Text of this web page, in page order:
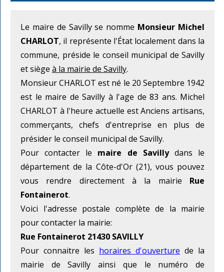
Le maire de Savilly se nomme Monsieur Michel
CHARLOT, il représente l'État localement dans la
commune, préside le conseil municipal de Savilly
et siège à la mairie de Savilly.
Monsieur CHARLOT est né le 20 Septembre 1942
est le maire de Savilly à l'age de 83 ans. Michel
CHARLOT à l'heure actuelle est Anciens artisans,
commerçants, chefs d'entreprise en plus de
présider le conseil municipal de Savilly.
Pour contacter le maire de Savillydans le
département de la Côte-d'Or (21), vous pouvez
vous rendre directement à la mairie Rue
Fontainerot.
Voici l'adresse postale complète de la mairie
pour contacter la mairie:
Rue Fontainerot 21430 SAVILLY
Pour connaitre les horaires d'ouverture de la
mairie de Savilly ainsi que le numéro de